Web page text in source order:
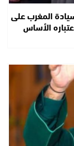
المغرب على
الأساس